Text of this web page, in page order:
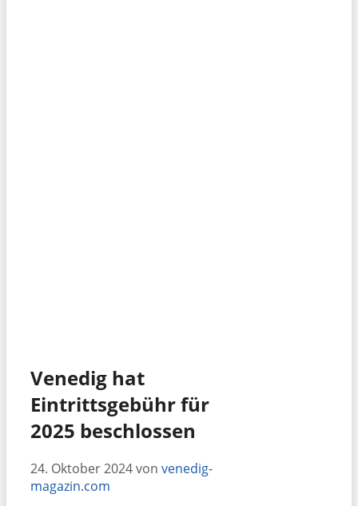
Venedig hat
Eintrittsgebühr für
2025 beschlossen
24. Oktober 2024von venedig-
magazin.com